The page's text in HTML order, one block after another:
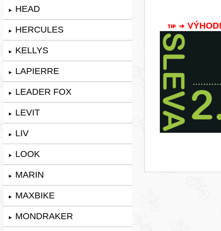
► HEAD
► HERCULES
► KELLYS
► LAPIERRE
► LEADER FOX
► LEVIT
► LIV
► LOOK
► MARIN
► MAXBIKE
► MONDRAKER